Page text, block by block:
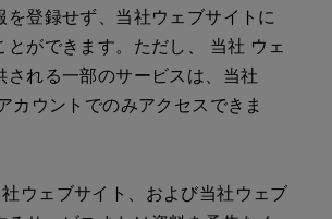
を登録せず、当社ウェブサイトに
とができます。ただし、 当社 ウェ
される一部のサービスは、当社
カウントでのみアクセスできま
ウェブサイト、および当社ウェブ